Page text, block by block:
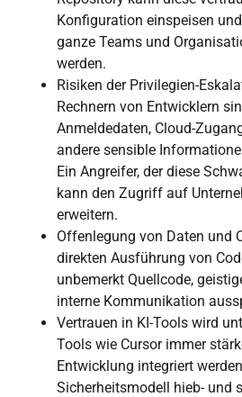
Konfiguration einspeisen
ganze Teams und
werden.
Risiken der Privilegien-
Rechnern von Entwicklern
Anmeldedaten, Cloud-
andere sensible
Ein Angreifer, der diese
kann den Zugriff auf
erweitern.
Offenlegung von Daten und
direkten Ausführung von
unbemerkt Quellcode,
interne Kommunikation
Vertrauen in KI-Tools wird
Tools wie Cursor immer
Entwicklung integriert
Sicherheitsmodell hieb- und